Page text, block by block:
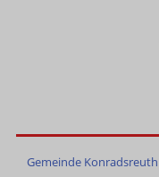
Gemeinde Konradsreuth